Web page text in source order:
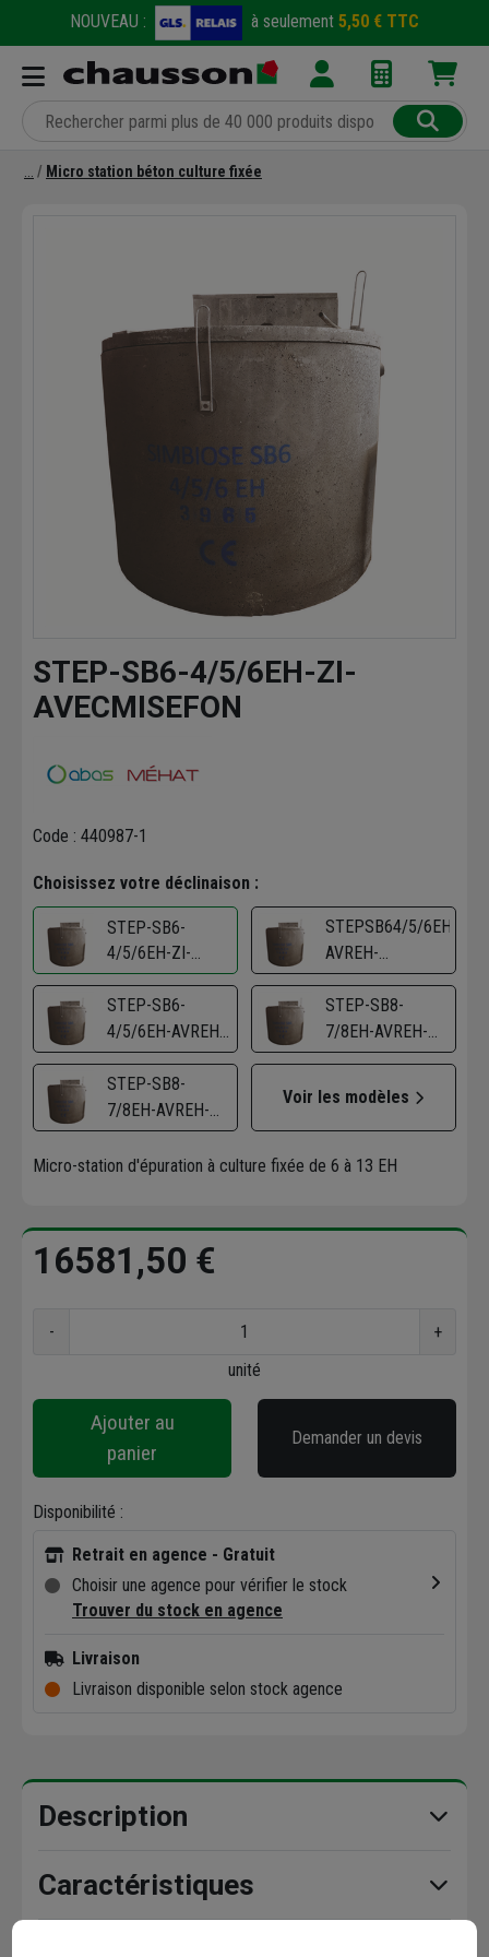
NOUVEAU : à seulement 5,50 € TTC
Micro station béton culture fixée
STEP-SB6-4/5/6EH-ZI-
AVECMISEFON
Code : 440987-1
Choisissez votre déclinaison :
STEP-SB6-
4/5/6EH-ZI-
AVECMISEFON
STEPSB64/5/6EH-
AVREH-
SANSDECHARG3C
STEP-SB6-
4/5/6EH-AVREH-
AVECMISEFON
STEP-SB8-
7/8EH-AVREH-
SANSDECHARG3C
STEP-SB8-
7/8EH-AVREH-
AVECMISEFON
Voir les modèles
Micro-station d'épuration à culture fixée de 6 à 13 EH
16581,50 €
-
+
unité
Ajouter au
panier
Demander un devis
Disponibilité :
Retrait en agence - Gratuit
Choisir une agence pour vérifier le stock
Trouver du stock en agence
Livraison
Livraison disponible selon stock agence
Description
Caractéristiques